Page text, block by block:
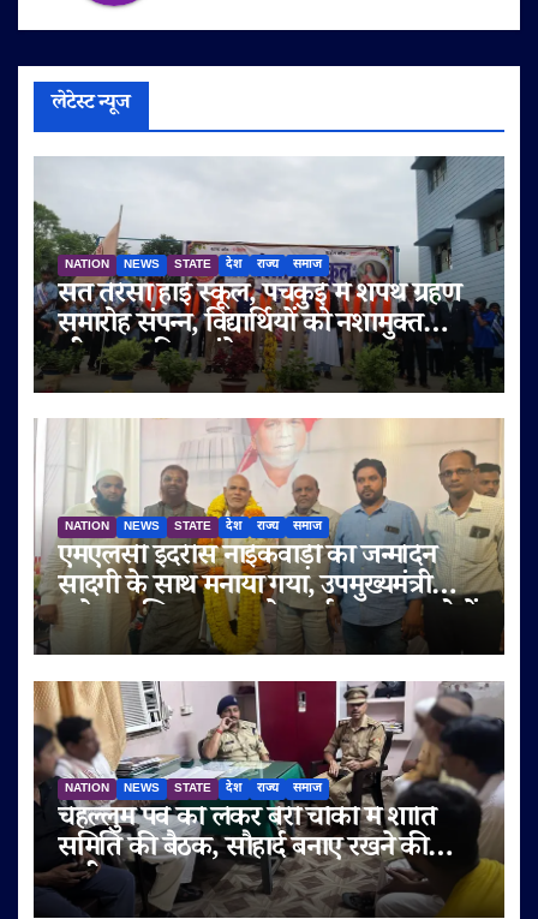
लेटेस्ट न्यूज
NATION NEWS STATE देश राज्य समाज
संत तेरेसा हाई स्कूल, पंचकुई में शपथ ग्रहण
समारोह संपन्न, विद्यार्थियों को नशामुक्त
जीवन का दिया संदेश
NATION NEWS STATE देश राज्य समाज
एमएलसी इदरीस नाईकवाड़ी का जन्मदिन
सादगी के साथ मनाया गया, उपमुख्यमंत्री
सुनेत्रा अजित पवार समेत कई गणमान्य लोगों
ने दी शुभकामनाएं
NATION NEWS STATE देश राज्य समाज
चेहल्लुम पर्व को लेकर बेरी चौकी में शांति
समिति की बैठक, सौहार्द बनाए रखने की
अपील